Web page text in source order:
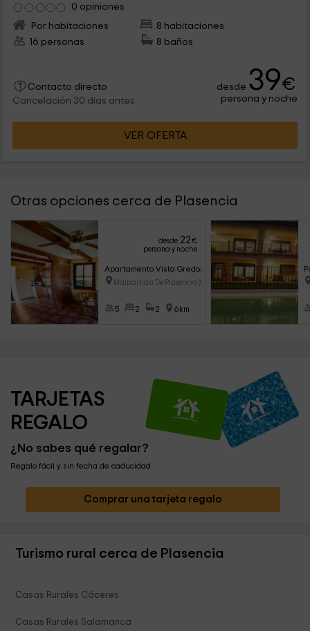
0 opiniones
Por habitaciones
8 habitaciones
16 personas
8 baños
Contacto directo
Cancelación 30 días antes
desde 39€
persona y noche
VER OFERTA
Otras opciones cerca de Plasencia
desde 22€
persona y noche
Apartamento Vista Gredos
Malpartida De Plasencia (Cáce
5 2 2 6km
TARJETAS
REGALO
¿No sabes qué regalar?
Regalo fácil y sin fecha de caducidad
Comprar una tarjeta regalo
Turismo rural cerca de Plasencia
Casas Rurales Cáceres
Casas Rurales Salamanca